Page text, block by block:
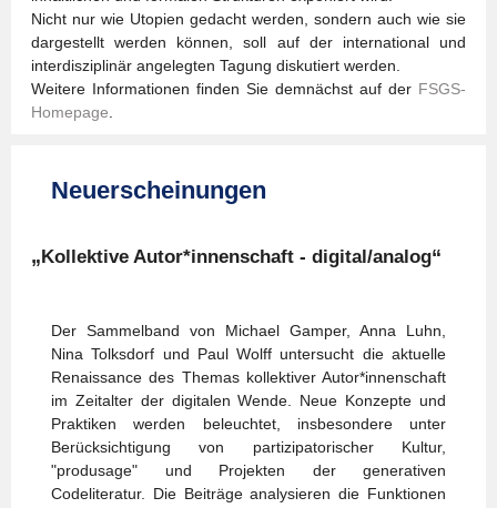
Nicht nur wie Utopien gedacht werden, sondern auch wie sie
dargestellt werden können, soll auf der international und
interdisziplinär angelegten Tagung diskutiert werden.
Weitere Informationen finden Sie demnächst auf der FSGS-
Homepage
Neuerscheinungen
„Kollektive Autor*innenschaft - digital/analog“
Der Sammelband von Michael Gamper, Anna Luhn,
Nina Tolksdorf und Paul Wolff untersucht die aktuelle
Renaissance des Themas kollektiver Autor*innenschaft
im Zeitalter der digitalen Wende. Neue Konzepte und
Praktiken werden beleuchtet, insbesondere unter
Berücksichtigung von partizipatorischer Kultur,
"produsage" und Projekten der generativen
Codeliteratur. Die Beiträge analysieren die Funktionen